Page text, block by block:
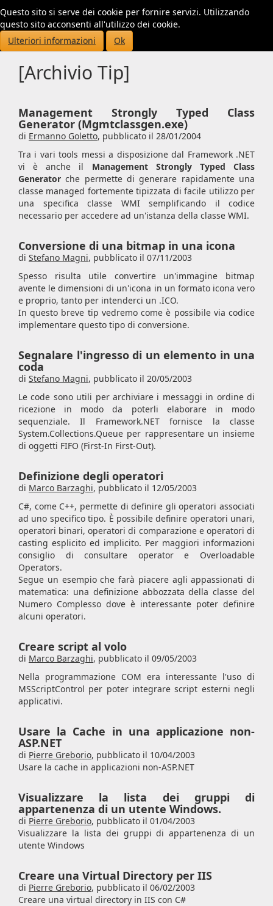
Questo sito si serve dei cookie per fornire servizi. Utilizzando
questo sito acconsenti all'utilizzo dei cookie.
Ulteriori informazioni
Ok
[Archivio Tip]
Management Strongly Typed Class
Generator (Mgmtclassgen.exe)
di Ermanno Goletto, pubblicato il 28/01/2004
Tra i vari tools messi a disposizione dal Framework .NET
vi è anche il Management Strongly Typed Class
Generator che permette di generare rapidamente una
classe managed fortemente tipizzata di facile utilizzo per
una specifica classe WMI semplificando il codice
necessario per accedere ad un'istanza della classe WMI.
Conversione di una bitmap in una icona
di Stefano Magni, pubblicato il 07/11/2003
Spesso risulta utile convertire un'immagine bitmap
avente le dimensioni di un'icona in un formato icona vero
e proprio, tanto per intenderci un .ICO.
In questo breve tip vedremo come è possibile via codice
implementare questo tipo di conversione.
Segnalare l'ingresso di un elemento in una
coda
di Stefano Magni, pubblicato il 20/05/2003
Le code sono utili per archiviare i messaggi in ordine di
ricezione in modo da poterli elaborare in modo
sequenziale. Il Framework.NET fornisce la classe
System.Collections.Queue per rappresentare un insieme
di oggetti FIFO (First-In First-Out).
Definizione degli operatori
di Marco Barzaghi, pubblicato il 12/05/2003
C#, come C++, permette di definire gli operatori associati
ad uno specifico tipo. È possibile definire operatori unari,
operatori binari, operatori di comparazione e operatori di
casting esplicito ed implicito. Per maggiori informazioni
consiglio di consultare operator e Overloadable
Operators.
Segue un esempio che farà piacere agli appassionati di
matematica: una definizione abbozzata della classe del
Numero Complesso dove è interessante poter definire
alcuni operatori.
Creare script al volo
di Marco Barzaghi, pubblicato il 09/05/2003
Nella programmazione COM era interessante l'uso di
MSScriptControl per poter integrare script esterni negli
applicativi.
Usare la Cache in una applicazione non-
ASP.NET
di Pierre Greborio, pubblicato il 10/04/2003
Usare la cache in applicazioni non-ASP.NET
Visualizzare la lista dei gruppi di
appartenenza di un utente Windows.
di Pierre Greborio, pubblicato il 01/04/2003
Visualizzare la lista dei gruppi di appartenenza di un
utente Windows
Creare una Virtual Directory per IIS
di Pierre Greborio, pubblicato il 06/02/2003
Creare una virtual directory in IIS con C#